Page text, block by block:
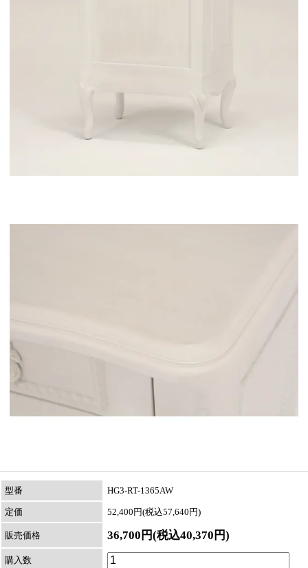
型番 HG3-RT-1365AW
定価 52,400円(税込57,640円)
販売価格 36,700円(税込40,370円)
購入数